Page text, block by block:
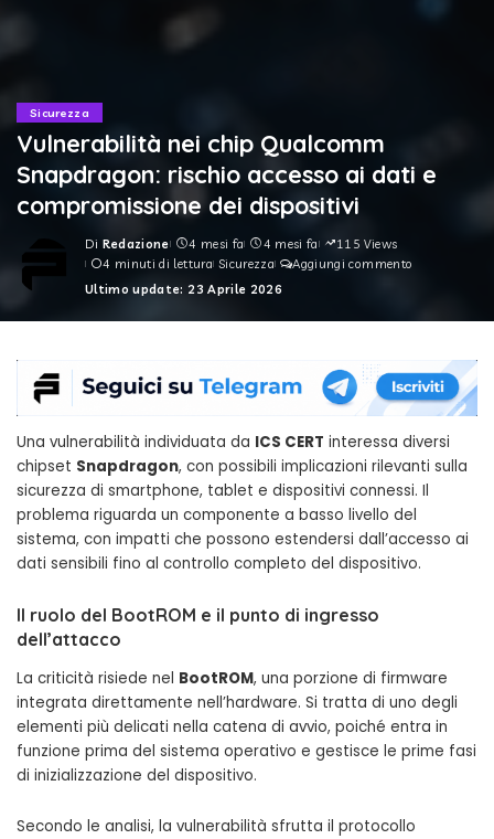
Sicurezza
Vulnerabilità nei chip Qualcomm
Snapdragon: rischio accesso ai dati e
compromissione dei dispositivi
Posted
by
Di Redazione 4 mesi fa 4 mesi fa
115 Views
4 minuti di lettura Sicurezza
Aggiungi commento
Ultimo update: 23 Aprile 2026
Una vulnerabilità individuata da ICS CERT interessa diversi
chipset Snapdragon, con possibili implicazioni rilevanti sulla
sicurezza di smartphone, tablet e dispositivi connessi. Il
problema riguarda un componente a basso livello del
sistema, con impatti che possono estendersi dall’accesso ai
dati sensibili fino al controllo completo del dispositivo.
Il ruolo del BootROM e il punto di ingresso
dell’attacco
La criticità risiede nel BootROM, una porzione di firmware
integrata direttamente nell’hardware. Si tratta di uno degli
elementi più delicati nella catena di avvio, poiché entra in
funzione prima del sistema operativo e gestisce le prime fasi
di inizializzazione del dispositivo.
Secondo le analisi, la vulnerabilità sfrutta il protocollo